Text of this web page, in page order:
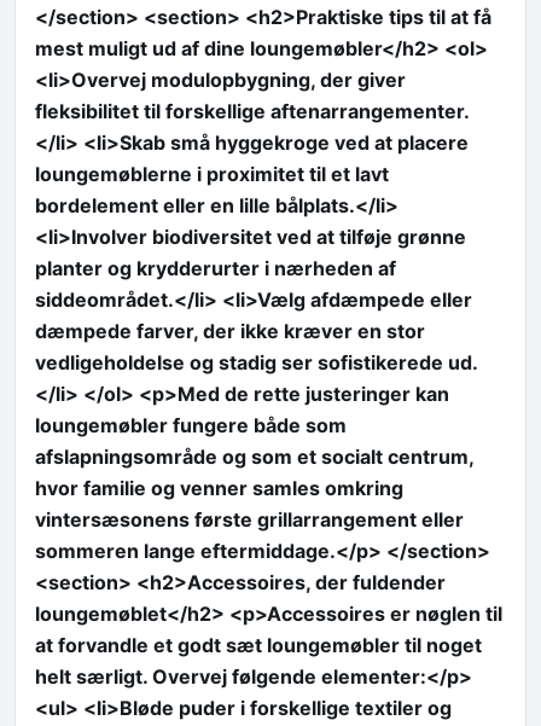
</section> <section> <h2>Praktiske tips til at få
mest muligt ud af dine loungemøbler</h2> <ol>
<li>Overvej modulopbygning, der giver
fleksibilitet til forskellige aftenarrangementer.
</li> <li>Skab små hyggekroge ved at placere
loungemøblerne i proximitet til et lavt
bordelement eller en lille bålplats.</li>
<li>Involver biodiversitet ved at tilføje grønne
planter og krydderurter i nærheden af
siddeområdet.</li> <li>Vælg afdæmpede eller
dæmpede farver, der ikke kræver en stor
vedligeholdelse og stadig ser sofistikerede ud.
</li> </ol> <p>Med de rette justeringer kan
loungemøbler fungere både som
afslapningsområde og som et socialt centrum,
hvor familie og venner samles omkring
vintersæsonens første grillarrangement eller
sommeren lange eftermiddage.</p> </section>
<section> <h2>Accessoires, der fuldender
loungemøblet</h2> <p>Accessoires er nøglen til
at forvandle et godt sæt loungemøbler til noget
helt særligt. Overvej følgende elementer:</p>
<ul> <li>Bløde puder i forskellige textiler og